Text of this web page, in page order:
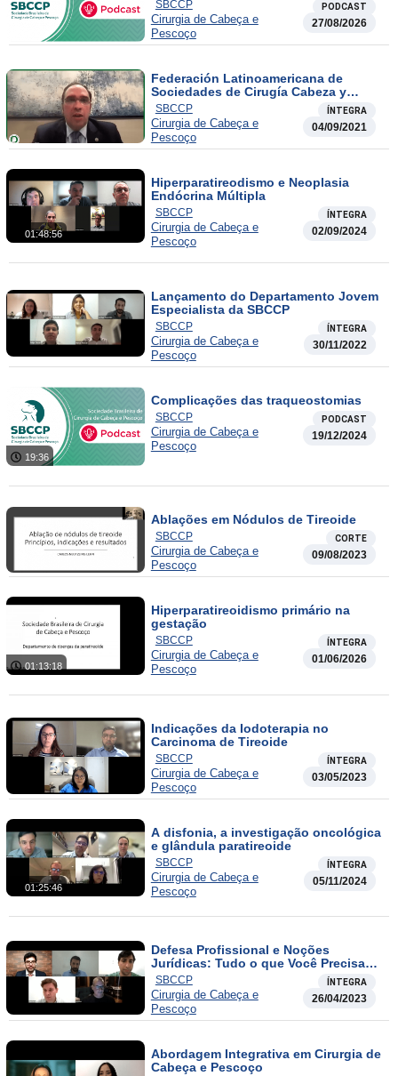
SBCCP PODCAST
Cirurgia de Cabeça e
Pescoço
27/08/2026
Federación Latinoamericana de
Sociedades de Cirugía Cabeza y
Cuello 2021
SBCCP ÍNTEGRA
Cirurgia de Cabeça e
Pescoço
04/09/2021
01:48:56
Hiperparatireodismo e Neoplasia
Endócrina Múltipla
SBCCP ÍNTEGRA
Cirurgia de Cabeça e
Pescoço
02/09/2024
Lançamento do Departamento Jovem
Especialista da SBCCP
SBCCP ÍNTEGRA
Cirurgia de Cabeça e
Pescoço
30/11/2022
19:36
Complicações das traqueostomias
SBCCP PODCAST
Cirurgia de Cabeça e
Pescoço
19/12/2024
Ablações em Nódulos de Tireoide
SBCCP CORTE
Cirurgia de Cabeça e
Pescoço
09/08/2023
01:13:18
Hiperparatireoidismo primário na
gestação
SBCCP ÍNTEGRA
Cirurgia de Cabeça e
Pescoço
01/06/2026
Indicações da Iodoterapia no
Carcinoma de Tireoide
SBCCP ÍNTEGRA
Cirurgia de Cabeça e
Pescoço
03/05/2023
01:25:46
A disfonia, a investigação oncológica
e glândula paratireoide
SBCCP ÍNTEGRA
Cirurgia de Cabeça e
Pescoço
05/11/2024
Defesa Profissional e Noções
Jurídicas: Tudo o que Você Precisa
Saber para Atuar sem Medo
SBCCP ÍNTEGRA
Cirurgia de Cabeça e
Pescoço
26/04/2023
Abordagem Integrativa em Cirurgia de
Cabeça e Pescoço